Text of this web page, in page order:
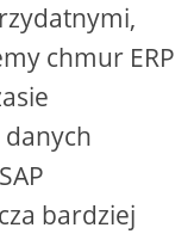
chmur ERP
bardziej